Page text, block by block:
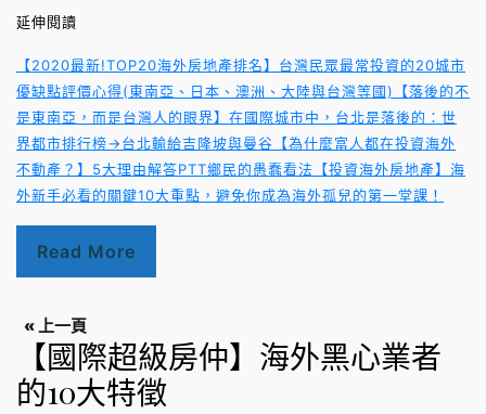
延伸閱讀
【2020最新!TOP20海外房地產排名】台灣民眾最常投資的20城市
優缺點評價心得(東南亞、日本、澳洲、大陸與台灣等國)
【落後的不
是東南亞，而是台灣人的眼界】在國際城市中，台北是落後的：世
界都市排行榜→台北輸給吉隆坡與曼谷 【為什麼富人都在投資海外
不動產？】5大理由解答PTT鄉民的愚蠢看法 【投資海外房地產】海
外新手必看的關鍵10大重點，避免你成為海外孤兒的第一堂課！
Read More
« 上一頁
【國際超級房仲】海外黑心業者
的10大特徵